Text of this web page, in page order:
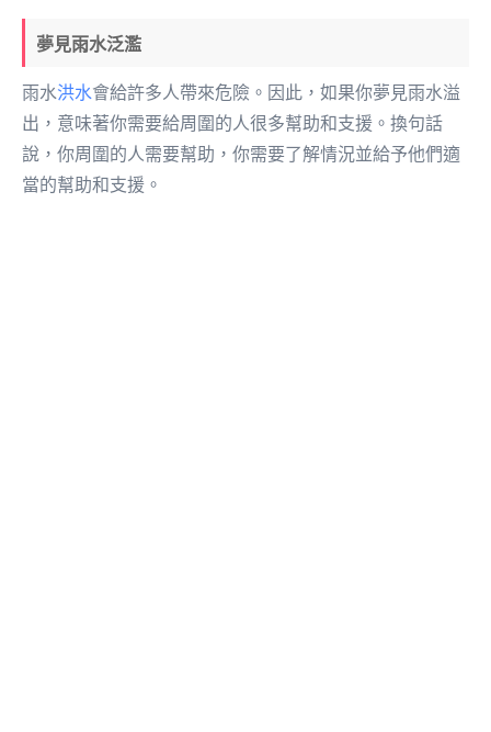
夢見雨水泛濫
雨水洪水會給許多人帶來危險。因此，如果你夢見雨水溢
出，意味著你需要給周圍的人很多幫助和支援。換句話
說，你周圍的人需要幫助，你需要了解情況並給予他們適
當的幫助和支援。